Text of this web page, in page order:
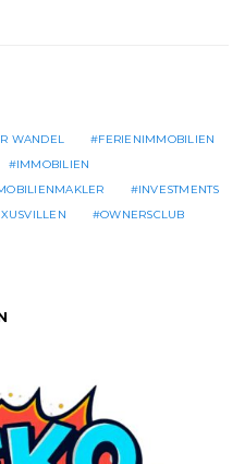
WANDEL
FERIENIMMOBILIEN
IMMOBILIEN
INVESTMENTS
OWNERSCLUB